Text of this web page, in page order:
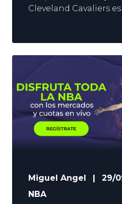
Cleveland Cavaliers
de la NBA con un
permitido, contra
colarse entre los
temporada como
según las cuotas de
el techo de los
Miguel Angel
29/
NBA